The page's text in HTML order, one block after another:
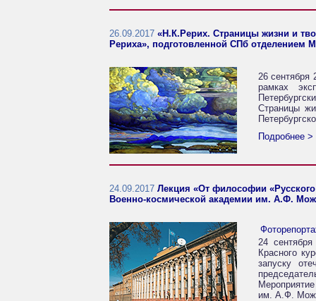
26.09.2017 «Н.К.Рерих. Страницы жизни и
Рериха», подготовленной СПб отделением
26 сентября
рамках
Страницы
Подробнее >
24.09.2017 Лекция «От философии
Военно-космической академии им. А.Ф.
24
Красного
запуску
им. А.Ф.